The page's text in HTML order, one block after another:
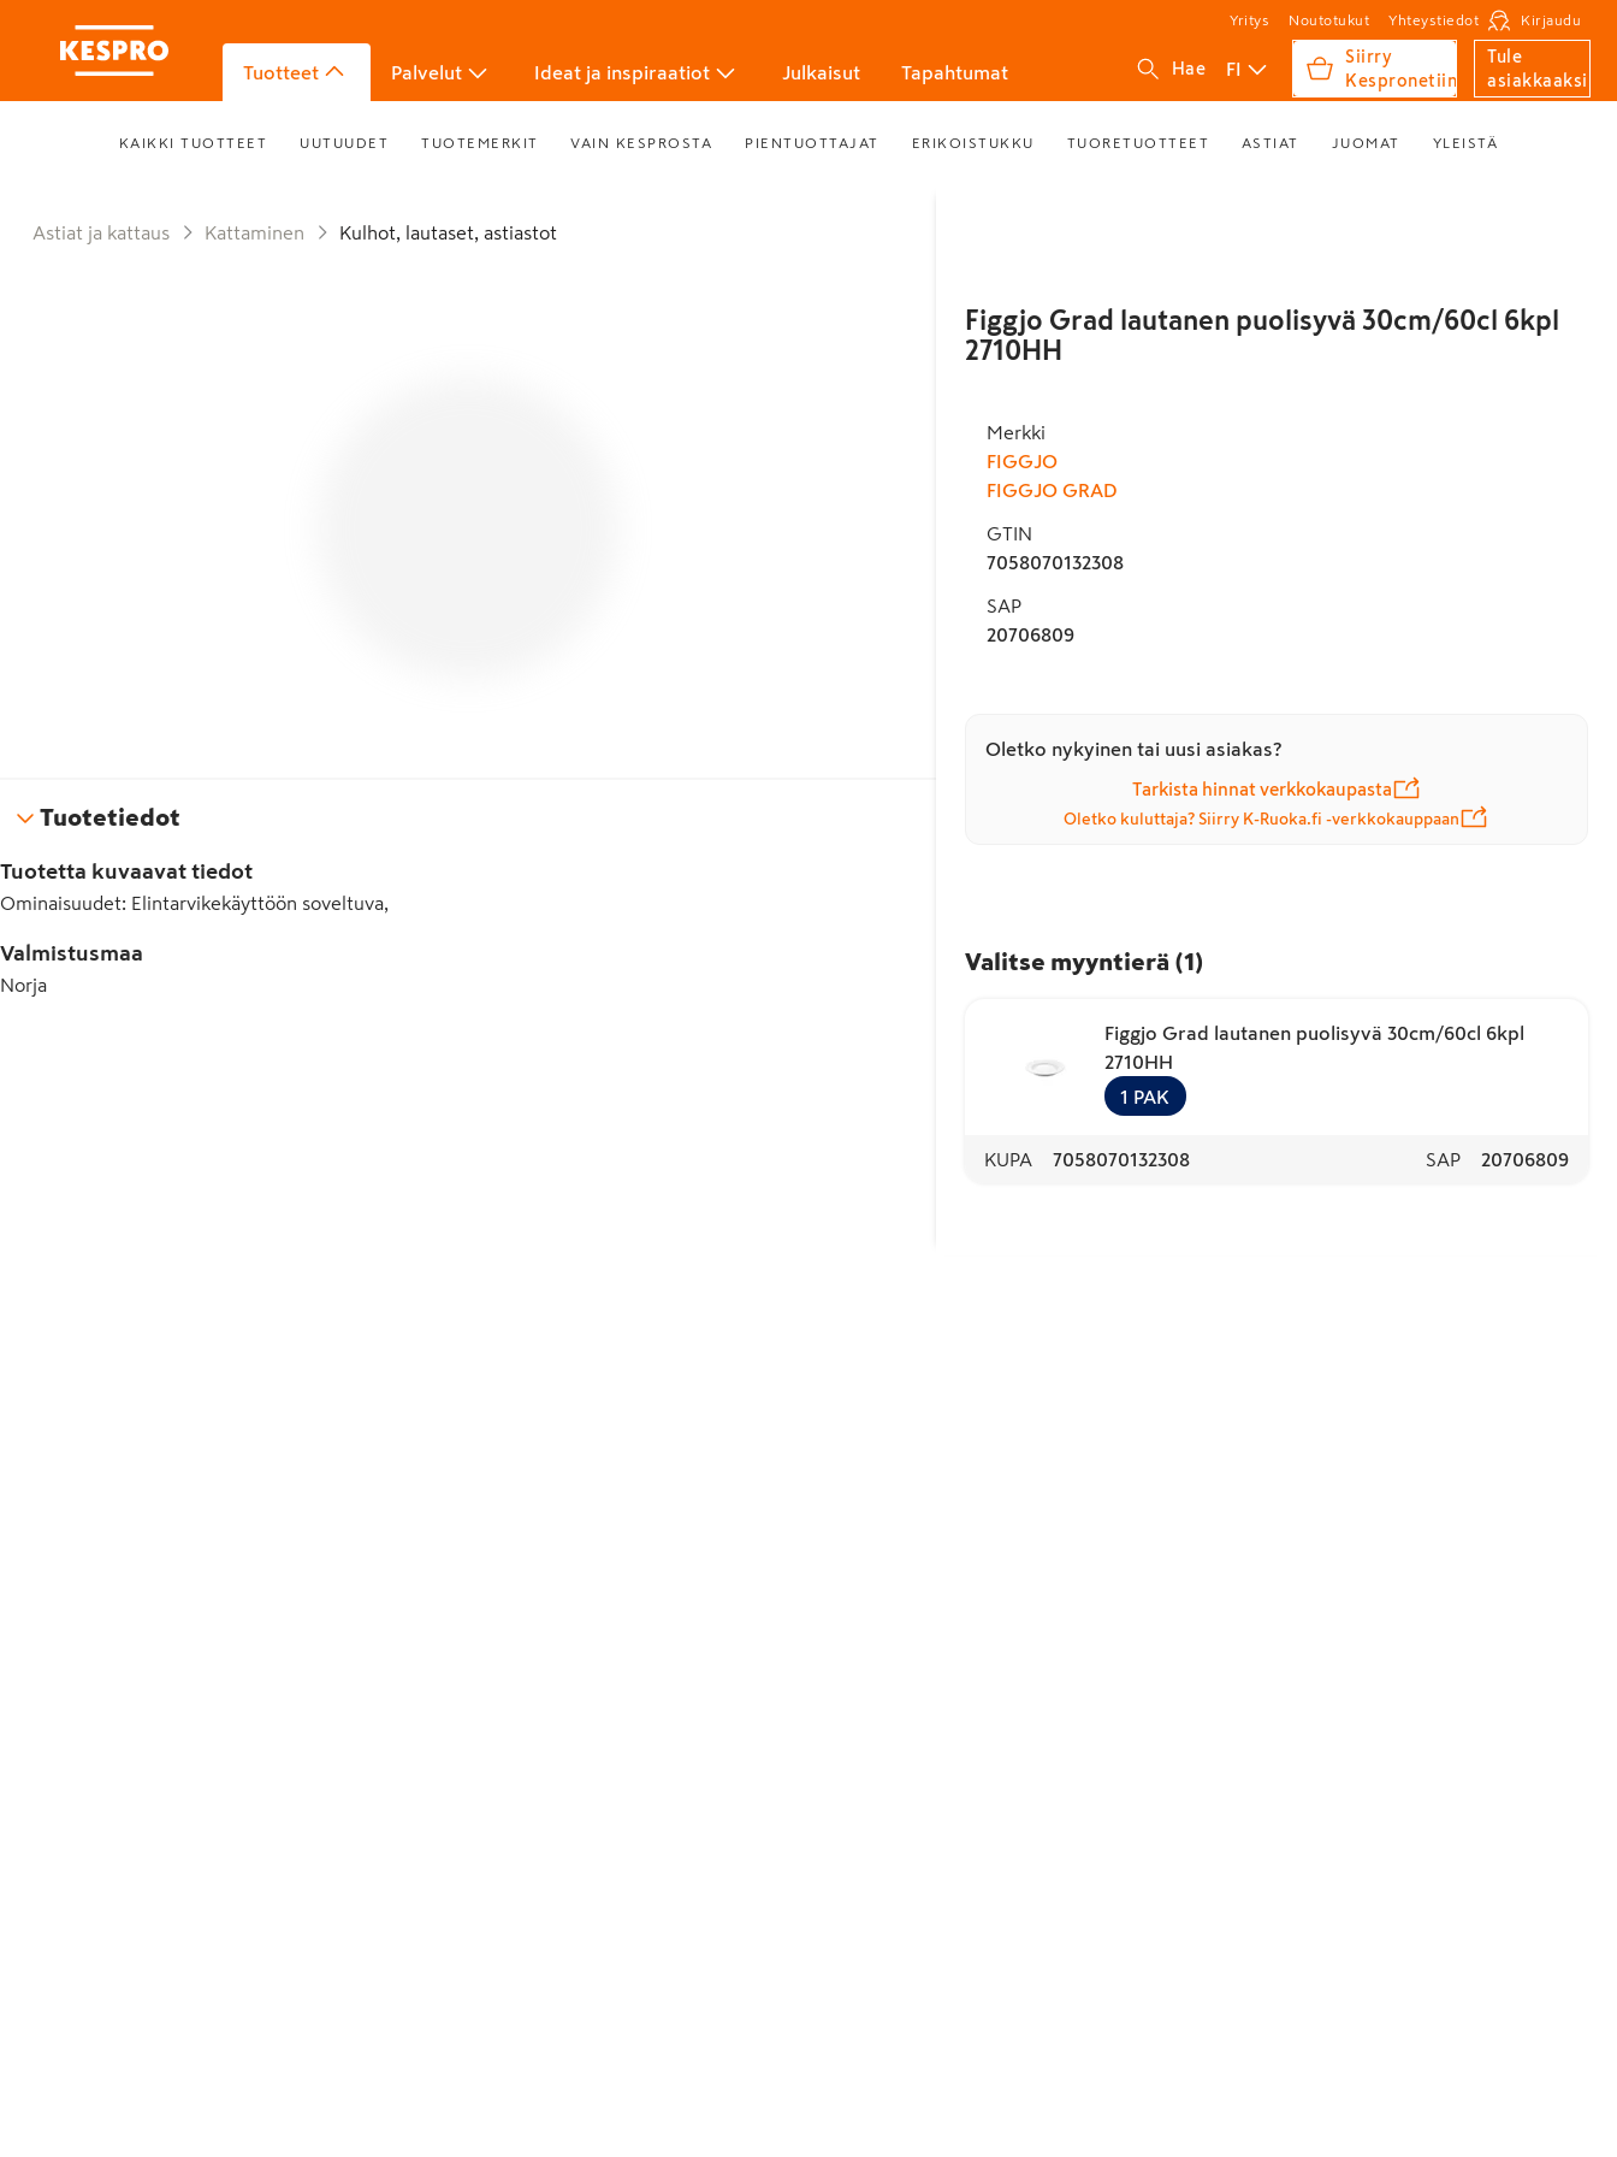
Yritys Noutotukut Yhteystiedot Kirjaudu
Tuotteet Palvelut Ideat ja inspiraatiot Julkaisut Tapahtumat Hae FI
Siirry
Kespronetiin
Tule
asiakkaaksi
KAIKKI TUOTTEET UUTUUDET TUOTEMERKIT VAIN KESPROSTA PIENTUOTTAJAT ERIKOISTUKKU TUORETUOTTEET ASTIAT JUOMAT YLEISTÄ
Astiat ja kattaus Kattaminen Kulhot, lautaset, astiastot
Tuotetiedot
Tuotetta kuvaavat tiedot
Ominaisuudet: Elintarvikekäyttöön soveltuva,
Valmistusmaa
Norja
Figgjo Grad lautanen puolisyvä 30cm/60cl 6kpl
2710HH
Merkki
FIGGJO
FIGGJO GRAD
GTIN
7058070132308
SAP
20706809
Oletko nykyinen tai uusi asiakas?
Tarkista hinnat verkkokaupasta
Oletko kuluttaja? Siirry K-Ruoka.fi -verkkokauppaan
Valitse myyntierä (1 )
Figgjo Grad lautanen puolisyvä 30cm/60cl 6kpl
2710HH
1 PAK
KUPA 7058070132308 SAP 20706809